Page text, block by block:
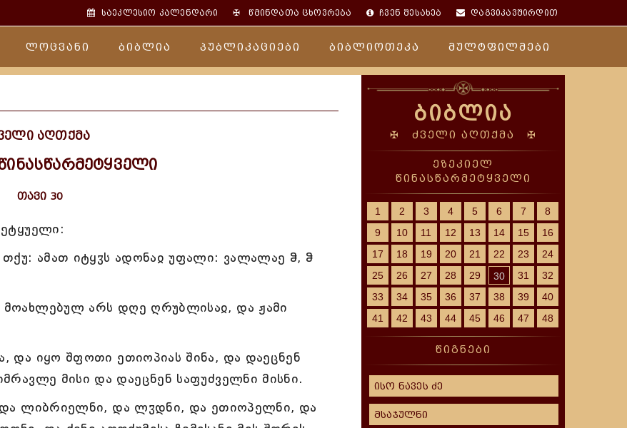
საეკლესიო კალენდარი ✠წმინდათა ცხოვრება ჩვენ შესახებ დაგვიკავშირდით
ლოცვანი ბიბლია პუბლიკაციები ბიბლიოთეკა მულტფილმები
აღთქმა
თავი 30
ამათ იტყჳს ადონაჲ უფალი: ვალალაე ჵ, ჵ
არს დღე ღრუბლისაჲ, და ჟამი
და იყო შფოთი ეთიოპიას შინა, და დაეცნენ
მისი და დაეცნენ საფუძველნი მისნი.
და ლიბრიელნი, და ლჳდნი, და ეთიოპელნი, და
ბიბლია
✠ ძველი აღთქმა ✠
ეზეკიელ
წინასწარმეტყველი
1 2 3 4 5 6 7
8
9
10 11 12 13 14 15
16
17
18 19 20 21 22 23
24
25
26 27 28 29 30 31
32
33
34 35 36 37 38 39
40
41
42 43 44 45 46 47 48
წიგნები
ისო ნავეს ძე
მსაჯულნი